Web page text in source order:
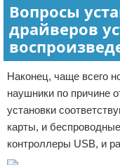
Вопросы
драйверов
Наконец, чаще всего
наушники по причине
установки
карты, и
контроллеры USB, и